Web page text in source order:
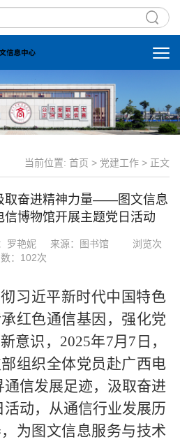
当前位置: 首页 > 党建工作 > 正文
取奋进精神力量——图文信息
信博物馆开展主题党日活动
罗艳妮 来源：图书馆
浏览次
数： 102次
习近平新时代中国特色
红色通信基因，强化党
意识，2025年7月7日，
组织全体党员赴广西电
通信发展足迹，汲取奋进
动，从通信行业发展历
为图文信息服务与技术